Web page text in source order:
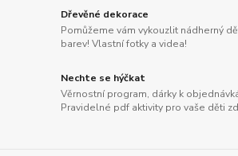
Dřevěné dekorace
Pomůžeme vám vykouzlit nádherný
barev! Vlastní fotky a videa!
Nechte se hýčkat
Věrnostní program, dárky k
Pravidelné pdf aktivity pro vaše děti